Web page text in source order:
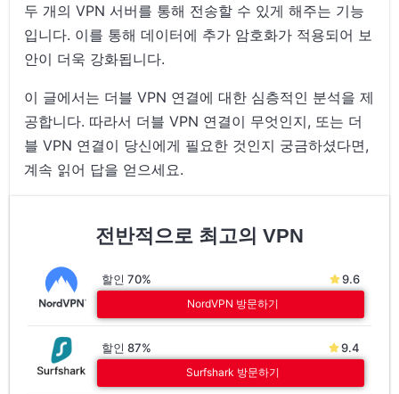
두 개의 VPN 서버를 통해 전송할 수 있게 해주는 기능
입니다. 이를 통해 데이터에 추가 암호화가 적용되어 보
안이 더욱 강화됩니다.
이 글에서는 더블 VPN 연결에 대한 심층적인 분석을 제
공합니다. 따라서 더블 VPN 연결이 무엇인지, 또는 더
블 VPN 연결이 당신에게 필요한 것인지 궁금하셨다면,
계속 읽어 답을 얻으세요.
전반적으로 최고의 VPN
할인 70% 9.6
NordVPN 방문하기
할인 87% 9.4
Surfshark 방문하기